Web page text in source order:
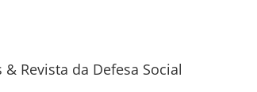
Revista da Defesa Social